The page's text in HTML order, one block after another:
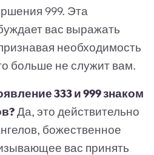
999. Эта
вас выражать
необходимость
больше не служит вам.
333 и 999 знаком
Да, это действительно
божественное
вас принять